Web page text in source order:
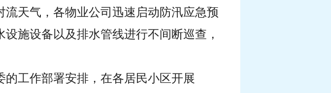
流天气，各物业公司迅速启动防汛应急预
施设备以及排水管线进行不间断巡查，
的工作部署安排，在各居民小区开展